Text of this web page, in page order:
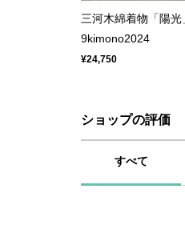
三河木綿着物「陽
9kimono2024
¥24,750
ショップの評価
すべて